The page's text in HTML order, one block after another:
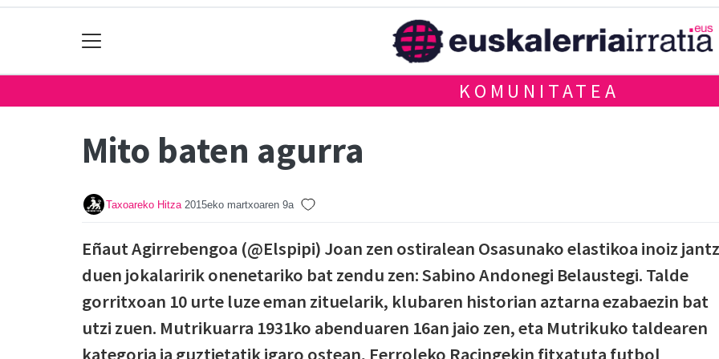
KOMUNITATEA
Mito baten agurra
Taxoareko Hitza 2015eko martxoaren 9a
Eñaut Agirrebengoa (@Elspipi) Joan zen ostiralean Osasunako elastikoa inoiz
duen jokalaririk onenetariko bat zendu zen: Sabino Andonegi Belaustegi. Talde
gorritxoan 10 urte luze eman zituelarik, klubaren historian aztarna ezabaezin bat
utzi zuen. Mutrikuarra 1931ko abenduaren 16an jaio zen, eta Mutrikuko taldearen
kategoria ia guztietatik igaro ostean, Ferroleko Racingekin fitxatuta futbol